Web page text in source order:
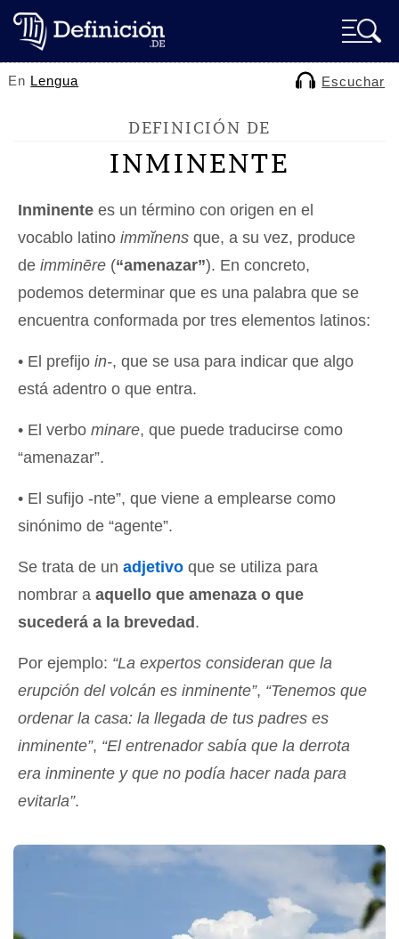
En Lengua Escuchar
DEFINICIÓN DE
INMINENTE
Inminente es un término con origen en el
vocablo latino immĭnens que, a su vez, produce
de imminēre (“amenazar”). En concreto,
podemos determinar que es una palabra que se
encuentra conformada por tres elementos latinos:
• El prefijo in-, que se usa para indicar que algo
está adentro o que entra.
• El verbo minare, que puede traducirse como
“amenazar”.
• El sufijo -nte”, que viene a emplearse como
sinónimo de “agente”.
Se trata de un adjetivo que se utiliza para
nombrar a aquello que amenaza o que
sucederá a la brevedad .
Por ejemplo: “La expertos consideran que la
erupción del volcán es inminente”, “Tenemos que
ordenar la casa: la llegada de tus padres es
inminente”, “El entrenador sabía que la derrota
era inminente y que no podía hacer nada para
evitarla”.